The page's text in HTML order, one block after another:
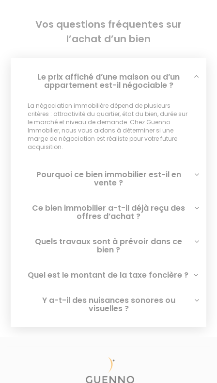
Vos questions fréquentes sur
l’achat d’un bien
Le prix affiché d’une maison ou d’un
appartement est-il négociable ?
La négociation immobilière dépend de plusieurs
critères : attractivité du quartier, état du bien, durée sur
le marché et niveau de demande. Chez Guenno
Immobilier, nous vous aidons à déterminer si une
marge de négociation est réaliste pour votre future
acquisition.
Pourquoi ce bien immobilier est-il en
vente ?
Ce bien immobilier a-t-il déjà reçu des
offres d’achat ?
Quels travaux sont à prévoir dans ce
bien ?
Quel est le montant de la taxe foncière ?
Y a-t-il des nuisances sonores ou
visuelles ?